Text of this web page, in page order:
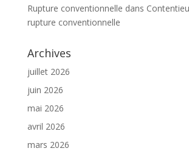
Rupture conventionnelle dans
rupture conventionnelle
Archives
juillet 2026
juin 2026
mai 2026
avril 2026
mars 2026